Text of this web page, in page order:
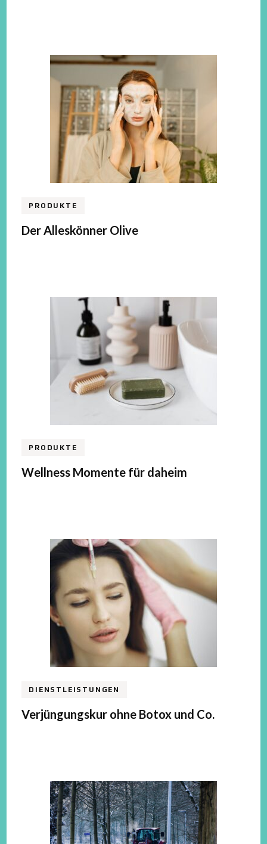
PRODUKTE
Der Alleskönner Olive
PRODUKTE
Wellness Momente für daheim
DIENSTLEISTUNGEN
Verjüngungskur ohne Botox und Co.